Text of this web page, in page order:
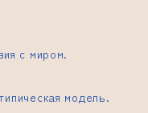
с миром.
модель.